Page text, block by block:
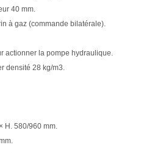
40 mm.
à gaz (commande bilatérale).
actionner la pompe hydraulique.
densité 28 kg/m3.
H. 580/960 mm.